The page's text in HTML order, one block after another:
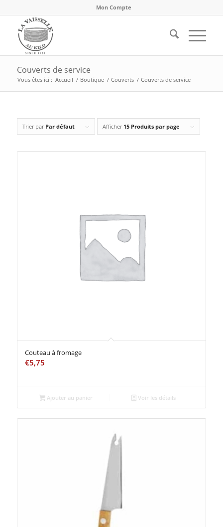
Mon Compte
Couverts de service
Vous êtes ici : Accueil / Boutique / Couverts / Couverts de service
Trier par Par défaut Afficher 15 Produits par page
Couteau à fromage
€5,75
Ajouter au panier Voir les détails